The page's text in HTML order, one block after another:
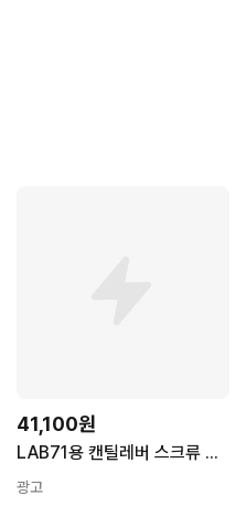
41,100원
LAB71용 캔틸레버 스크류 로드/CANNONDALE GEN4 super6Bowl 세트 서스펜션 로드 자전거 부품 및 구성품용
광고